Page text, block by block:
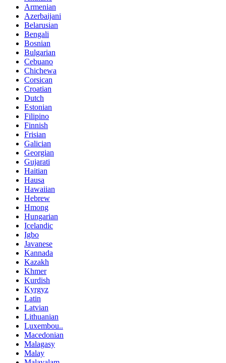
Armenian
Azerbaijani
Belarusian
Bengali
Bosnian
Bulgarian
Cebuano
Chichewa
Corsican
Croatian
Dutch
Estonian
Filipino
Finnish
Frisian
Galician
Georgian
Gujarati
Haitian
Hausa
Hawaiian
Hebrew
Hmong
Hungarian
Icelandic
Igbo
Javanese
Kannada
Kazakh
Khmer
Kurdish
Kyrgyz
Latin
Latvian
Lithuanian
Luxembou..
Macedonian
Malagasy
Malay